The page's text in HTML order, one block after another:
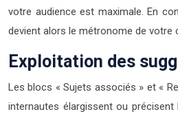
votre audience est maximale. En
devient alors le métronome de votre
Exploitation des
Les blocs « Sujets associés » et «
internautes élargissent ou